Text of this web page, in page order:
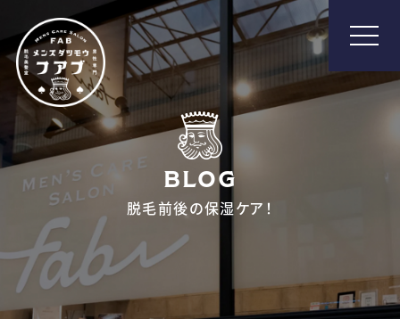
メンズ脱毛【Fab】
BLOG
脱毛前後の保湿ケア！